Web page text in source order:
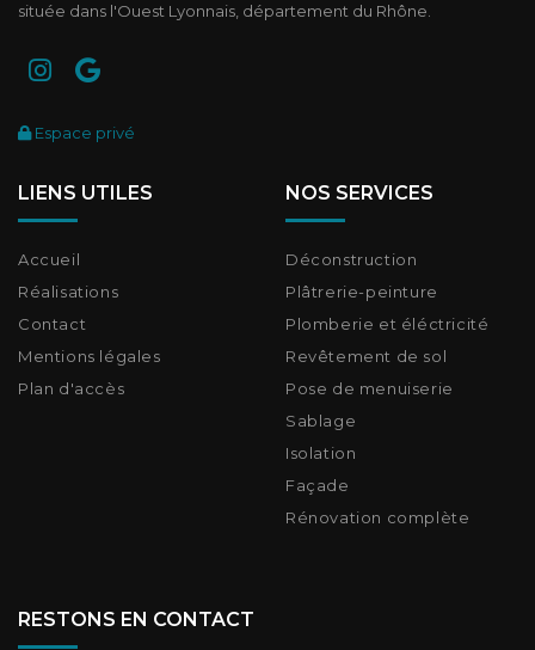
située dans l'Ouest Lyonnais, département du Rhône.
Espace privé
LIENS UTILES
Accueil
Réalisations
Contact
Mentions légales
Plan d'accès
NOS SERVICES
Déconstruction
Plâtrerie-peinture
Plomberie et éléctricité
Revêtement de sol
Pose de menuiserie
Sablage
Isolation
Façade
Rénovation complète
RESTONS EN CONTACT